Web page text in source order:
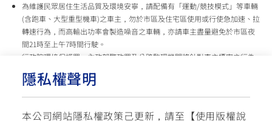
隱私權聲明
本公司網站隱私權政策己更新，請至【使用版權說
為維護民眾居住生活品質及環境安寧，請配備有「運動/競技模式」等車輛
(含跑車、大型重型機車)之車主，勿於市區及住宅區使用或行使急加速、拉
轉速行為，而高輸出功率會製造噪音之車輛，亦請車主盡量避免於市區夜
間21時至上午7時間行駛。
行政院環境保護署、內政部警政署及公路監理機關將針對車主擾寧之行為
台灣山葉機車 關心您